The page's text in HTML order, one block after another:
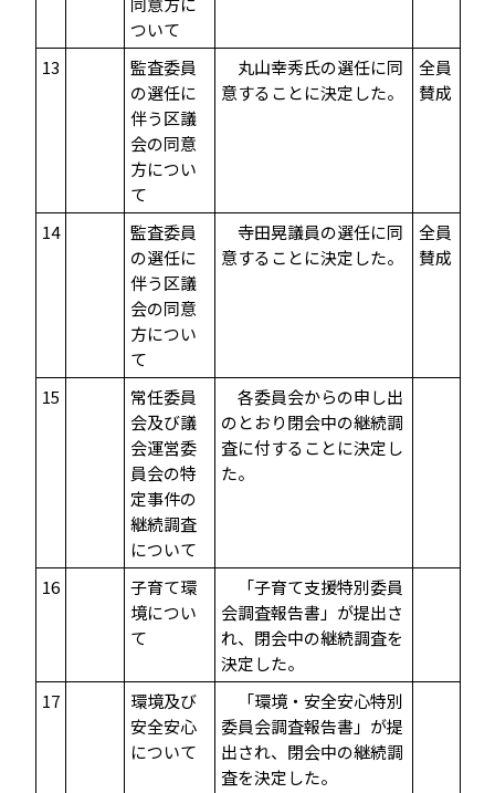
ついて
13
監査委員
の選任に
伴う区議
会の同意
方につい
て
丸山幸秀氏の選任に同
意することに決定した。
全員
賛成
14
監査委員
の選任に
伴う区議
会の同意
方につい
て
寺田晃議員の選任に同
意することに決定した。
全員
賛成
15
常任委員
会及び議
会運営委
員会の特
定事件の
継続調査
について
各委員会からの申し出
のとおり閉会中の継続調
査に付することに決定し
た。
16
子育て環
境につい
て
「子育て支援特別委員
会調査報告書」が提出さ
れ、閉会中の継続調査を
決定した。
17
環境及び
安全安心
について
「環境・安全安心特別
委員会調査報告書」が提
出され、閉会中の継続調
査を決定した。